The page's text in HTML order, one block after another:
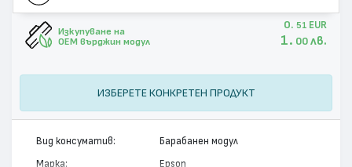
Изкупуване на
OEM върджин модул
0. 51 EUR
1. 00 лв.
ИЗБЕРЕТЕ КОНКРЕТЕН ПРОДУКТ
Вид консуматив: Барабанен модул
Марка: Epson